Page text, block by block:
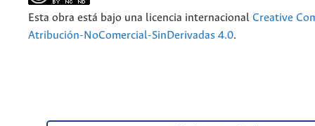
Esta obra está bajo una licencia internacional Creative
Atribución-NoComercial-SinDerivadas 4.0.